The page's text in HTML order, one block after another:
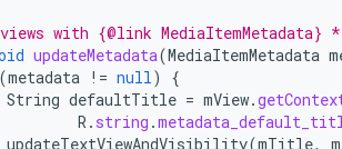
with {@link MediaItemMetadata}
updateMetadata(MediaItemMetadata
(metadata != null)
{
String defaultTitle = mView.
R . string .
updateTextViewAndVisibility(mTitle,